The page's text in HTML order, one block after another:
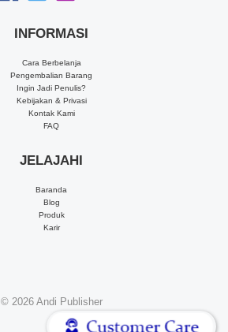
INFORMASI
Cara Berbelanja
Pengembalian Barang
Ingin Jadi Penulis?
Kebijakan & Privasi
Kontak Kami
FAQ
JELAJAHI
Baranda
Blog
Produk
Karir
© 2026 Andi Publisher